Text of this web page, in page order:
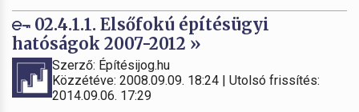
02.4.1.1. Elsőfokú építésügyi
hatóságok 2007-2012 »
Szerző: Építésijog.hu
Közzétéve: 2008.09.09. 18:24 | Utolsó frissítés:
2014.09.06. 17:29